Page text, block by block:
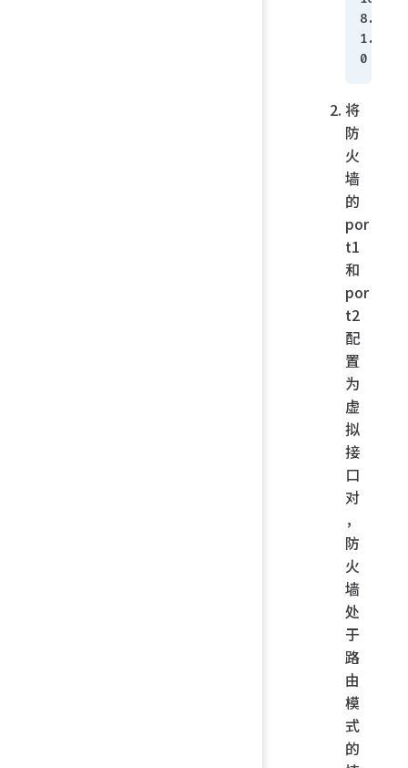
8.
1.
0
将
防
火
墙
的
por
t1
和
por
t2
配
置
为
虚
拟
接
口
对
，
防
火
墙
处
于
路
由
模
式
的